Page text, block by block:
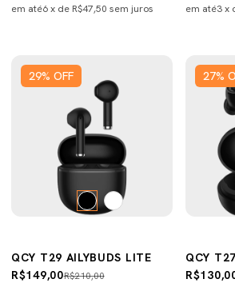
em até6x de R$47,50 sem juros em até3x
29% OFF
QCY T29 AILYBUDS LITE
R$210,00
R$149,00
27%
QCY